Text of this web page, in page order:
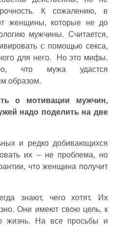
К сожалению, в
женщины, которые не до
мужчины. Считается,
с помощью секса,
для него. Но это мифы.
что мужа удастся
образом.
о мотивации мужчин,
надо поделить на две
и редко добивающихся
их – не проблема, но
что женщина получит
знают, чего хотят. Их
Они имеют свою цель, к
жизнь. На все просьбы и